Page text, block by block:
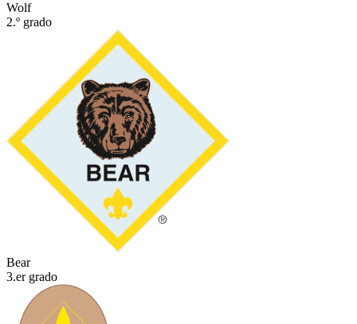
Wolf
2.º grado
Bear
3.er grado